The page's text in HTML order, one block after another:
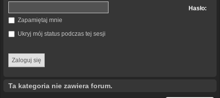
Hasło:
Zapamiętaj mnie
Ukryj mój status podczas tej sesji
Ta kategoria nie zawiera forum.